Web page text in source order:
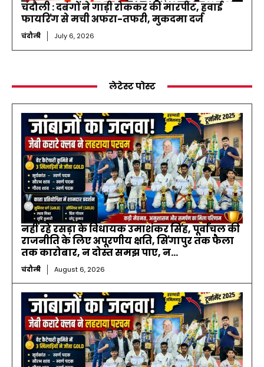
चंदौली : दबंगों ने गाड़ी रोककर की मारपीट, हवाई
फायरिंग से मची अफरा-तफरी, मुकदमा दर्ज
चंदौली July 6, 2026
लेटेस्ट पोस्ट
नहीं रहे रसड़ा के विधायक उमाशंकर सिंह, पूर्वांचल की
राजनीति के लिए अपूरणीय क्षति, सिंगापुर तक फैला
तक कारोबार, न दोस्त समझ पाए, न...
चंदौली August 6, 2026